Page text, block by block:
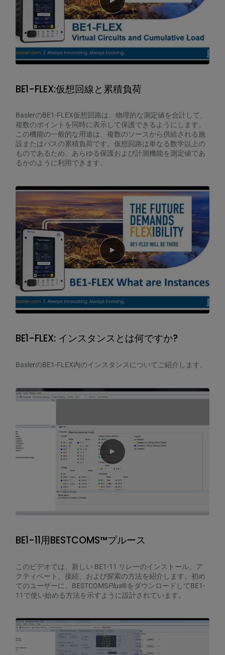
Play video
BE1-FLEX:仮想回線と累積負荷
BaslerのBE1-FLEX仮想回路は、物理的な測定値を合計して、
複数のポイントを同時に表示して保護できるようにします。
この機能の一般的な用途は、複数のソースから供給される施
設またはバスの累積負荷です。仮想回路は単なる数学以上の
ものであるため、あらゆる保護および計測機能を測定値であ
るかのように利用できます。
Play video
BE1-FLEX: インスタンスとは何ですか?
BaslerのBE1-FLEX内のインスタンスについてご紹介します。
Play video
BE1-11用BESTCOMS™プルース
このビデオでは、新しい BE1-11 リレーのインストール、ア
クティベート、接続、および探索の方法を紹介します。初め
てのユーザーに、BESTCOMSPlus®をダウンロードしてBE1-
11で使い始める方法を示すように設計されています。